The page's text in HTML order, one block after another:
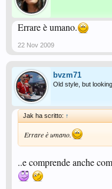
Errare è umano.
22 Nov 2009
bvzm71
Old style, but
Jak ha scritto: ↑
Errare è umano.
..e comprende anche